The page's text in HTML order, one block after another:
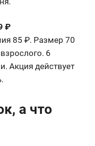
₽
85 ₽. Размер 70
6
Акция действует
а что